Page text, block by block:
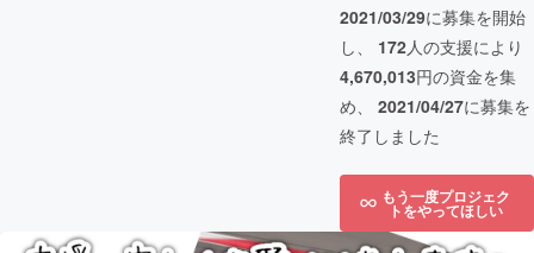
2021/03/29に募集を開始
し、 172人の支援により
4,670,013円の資金を集
め、 2021/04/27に募集を
終了しました
もう一度プロジェク
トをやってほしい